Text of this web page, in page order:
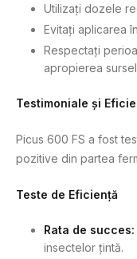
Utilizați dozele
Evitați aplicarea
Respectați
apropierea
Testimoniale și
Picus 600 FS a fost
pozitive din partea
Teste de Eficiență
Rata de succes:
insectelor țintă.